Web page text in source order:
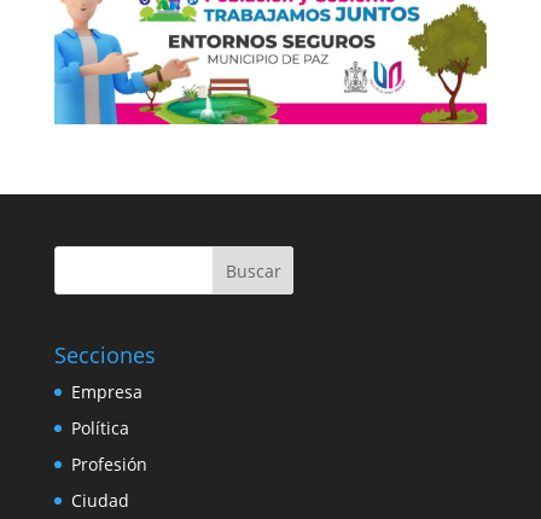
Buscar
Secciones
Empresa
Política
Profesión
Ciudad